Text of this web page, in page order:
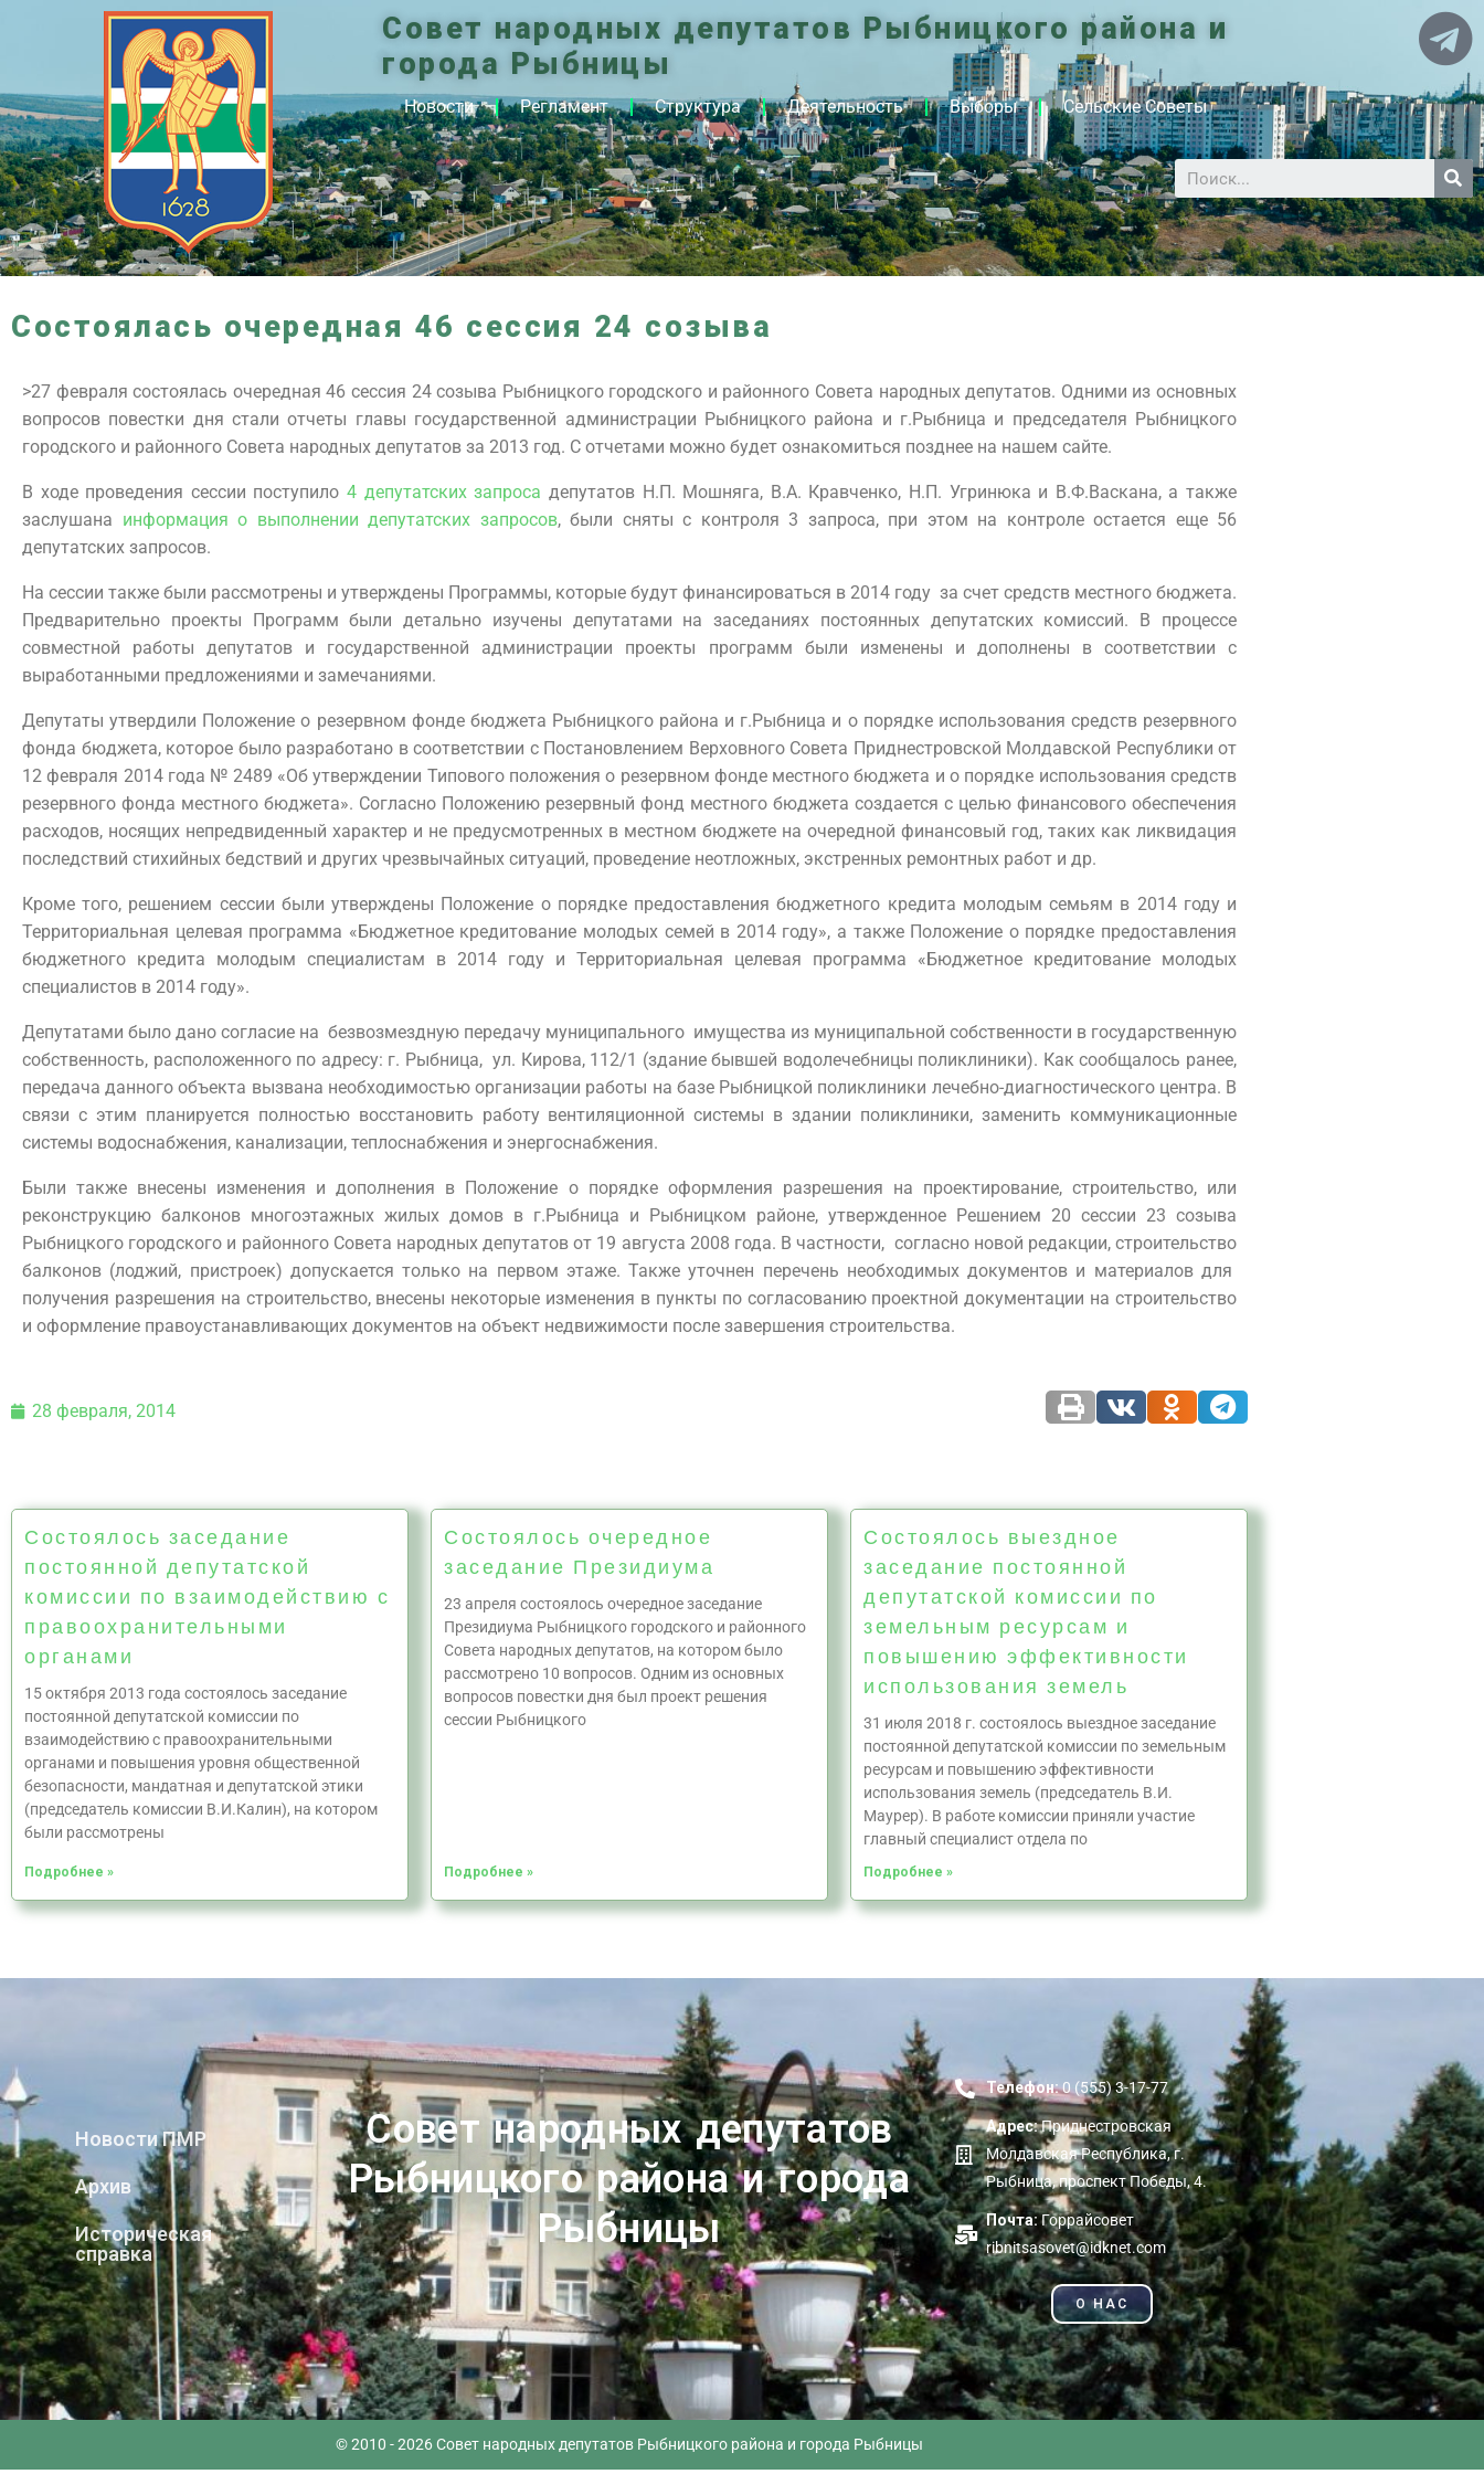
Совет народных депутатов Рыбницкого района и
города Рыбницы
Новости Регламент Структура Деятельность Выборы Сельские Советы
Cостоялась очередная 46 сессия 24 созыва
>27 февраля состоялась очередная 46 сессия 24 созыва Рыбницкого городского и районного Совета народных депутатов. Одними из основных
вопросов повестки дня стали отчеты главы государственной администрации Рыбницкого района и г.Рыбница и председателя Рыбницкого
городского и районного Совета народных депутатов за 2013 год. С отчетами можно будет ознакомиться позднее на нашем сайте.
В ходе проведения сессии поступило4 депутатских запроса депутатов Н.П. Мошняга, В.А. Кравченко, Н.П. Угринюка и В.Ф.Васкана, а также
заслушана информация о выполнении депутатских запросов, были сняты с контроля 3 запроса, при этом на контроле остается еще 56
депутатских запросов.
На сессии также были рассмотрены и утверждены Программы, которые будут финансироваться в 2014 году за счет средств местного бюджета.
Предварительно проекты Программ были детально изучены депутатами на заседаниях постоянных депутатских комиссий. В процессе
совместной работы депутатов и государственной администрации проекты программ были изменены и дополнены в соответствии с
выработанными предложениями и замечаниями.
Депутаты утвердили Положение о резервном фонде бюджета Рыбницкого района и г.Рыбница и о порядке использования средств резервного
фонда бюджета, которое было разработано в соответствии с Постановлением Верховного Совета Приднестровской Молдавской Республики от
12 февраля 2014 года № 2489 «Об утверждении Типового положения о резервном фонде местного бюджета и о порядке использования средств
резервного фонда местного бюджета». Согласно Положению резервный фонд местного бюджета создается с целью финансового обеспечения
расходов, носящих непредвиденный характер и не предусмотренных в местном бюджете на очередной финансовый год, таких как ликвидация
последствий стихийных бедствий и других чрезвычайных ситуаций, проведение неотложных, экстренных ремонтных работ и др.
Кроме того, решением сессии были утверждены Положение о порядке предоставления бюджетного кредита молодым семьям в 2014 году и
Территориальная целевая программа «Бюджетное кредитование молодых семей в 2014 году», а также Положение о порядке предоставления
бюджетного кредита молодым специалистам в 2014 году и Территориальная целевая программа «Бюджетное кредитование молодых
специалистов в 2014 году».
Депутатами было дано согласие на безвозмездную передачу муниципального имущества из муниципальной собственности в государственную
собственность, расположенного по адресу: г. Рыбница, ул. Кирова, 112/1 (здание бывшей водолечебницы поликлиники). Как сообщалось ранее,
передача данного объекта вызвана необходимостью организации работы на базе Рыбницкой поликлиники лечебно-диагностического центра. В
связи с этим планируется полностью восстановить работу вентиляционной системы в здании поликлиники, заменить коммуникационные
системы водоснабжения, канализации, теплоснабжения и энергоснабжения.
Были также внесены изменения и дополнения в Положение о порядке оформления разрешения на проектирование, строительство, или
реконструкцию балконов многоэтажных жилых домов в г.Рыбница и Рыбницком районе, утвержденное Решением 20 сессии 23 созыва
Рыбницкого городского и районного Совета народных депутатов от 19 августа 2008 года. В частности, согласно новой редакции, строительство
балконов (лоджий, пристроек) допускается только на первом этаже. Также уточнен перечень необходимых документов и материалов для
получения разрешения на строительство, внесены некоторые изменения в пункты по согласованию проектной документации на строительство
и оформление правоустанавливающих документов на объект недвижимости после завершения строительства.
28 февраля, 2014
Состоялось заседание
постоянной депутатской
комиссии по взаимодействию с
правоохранительными
органами
15 октября 2013 года состоялось заседание
постоянной депутатской комиссии по
взаимодействию с правоохранительными
органами и повышения уровня общественной
безопасности, мандатная и депутатской этики
(председатель комиссии В.И.Калин), на котором
были рассмотрены
Подробнее »
Состоялось очередное
заседание Президиума
23 апреля состоялось очередное заседание
Президиума Рыбницкого городского и районного
Совета народных депутатов, на котором было
рассмотрено 10 вопросов. Одним из основных
вопросов повестки дня был проект решения
сессии Рыбницкого
Подробнее »
Состоялось выездное
заседание постоянной
депутатской комиссии по
земельным ресурсам и
повышению эффективности
использования земель
31 июля 2018 г. состоялось выездное заседание
постоянной депутатской комиссии по земельным
ресурсам и повышению эффективности
использования земель (председатель В.И.
Маурер). В работе комиссии приняли участие
главный специалист отдела по
Подробнее »
Новости ПМР
Архив
Историческая
справка
Совет народных депутатов
Рыбницкого района и города
Рыбницы
Телефон:0 (555) 3-17-77
Адрес:Приднестровская
Молдавская Республика, г.
Рыбница, проспект Победы, 4.
Почта:Горрайсовет
ribnitsasovet@idknet.com
О НАС
© 2010 - 2026 Совет народных депутатов Рыбницкого района и города Рыбницы